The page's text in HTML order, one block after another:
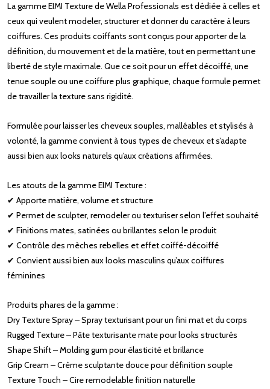
La gamme EIMI Texture de Wella Professionals est dédiée à celles et
ceux qui veulent modeler, structurer et donner du caractère à leurs
coiffures. Ces produits coiffants sont conçus pour apporter de la
définition, du mouvement et de la matière, tout en permettant une
liberté de style maximale. Que ce soit pour un effet décoiffé, une
tenue souple ou une coiffure plus graphique, chaque formule permet
de travailler la texture sans rigidité.
Formulée pour laisser les cheveux souples, malléables et stylisés à
volonté, la gamme convient à tous types de cheveux et s’adapte
aussi bien aux looks naturels qu’aux créations affirmées.
Les atouts de la gamme EIMI Texture :
✔ Apporte matière, volume et structure
✔ Permet de sculpter, remodeler ou texturiser selon l’effet souhaité
✔ Finitions mates, satinées ou brillantes selon le produit
✔ Contrôle des mèches rebelles et effet coiffé-décoiffé
✔ Convient aussi bien aux looks masculins qu’aux coiffures
féminines
Produits phares de la gamme :
Dry Texture Spray – Spray texturisant pour un fini mat et du corps
Rugged Texture – Pâte texturisante mate pour looks structurés
Shape Shift – Molding gum pour élasticité et brillance
Grip Cream – Crème sculptante douce pour définition souple
Texture Touch – Cire remodelable finition naturelle